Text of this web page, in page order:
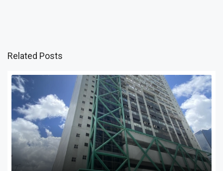
Related Posts